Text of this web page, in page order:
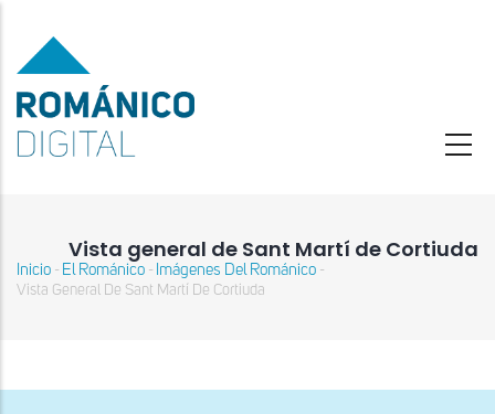
contenido
principal
Vista general de Sant Martí de Cortiuda
Sobrescribir
ayuda
Inicio - El Románico - Imágenes Del Románico -
Vista General De Sant Martí De Cortiuda